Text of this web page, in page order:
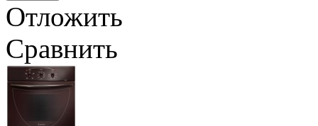
Отложить
Сравнить